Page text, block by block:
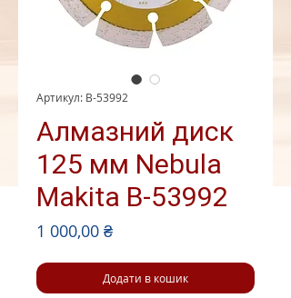
Артикул: B-53992
Алмазний диск
125 мм Nebula
Makita B-53992
1 000,00 ₴Ціна
Додати в кошик